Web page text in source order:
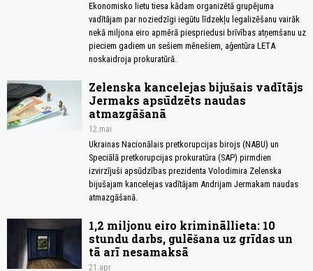
Ekonomisko lietu tiesa kādam organizētā grupējuma
vadītājam par noziedzīgi iegūtu līdzekļu legalizēšanu vairāk
nekā miljona eiro apmērā piespriedusi brīvības atņemšanu uz
pieciem gadiem un sešiem mēnešiem, aģentūra LETA
noskaidroja prokuratūrā.
Zelenska kancelejas bijušais vadītājs
Jermaks apsūdzēts naudas
atmazgāšanā
12.mai
Ukrainas Nacionālais pretkorupcijas birojs (NABU) un
Speciālā pretkorupcijas prokuratūra (SAP) pirmdien
izvirzījuši apsūdzības prezidenta Volodimira Zelenska
bijušajam kancelejas vadītājam Andrijam Jermakam naudas
atmazgāšanā.
1,2 miljonu eiro krimināllieta: 10
stundu darbs, gulēšana uz grīdas un
tā arī nesamaksā
21.apr